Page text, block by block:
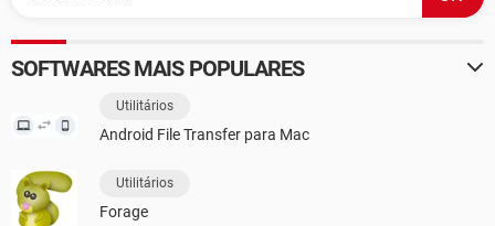
SOFTWARES MAIS POPULARES
Utilitários
Android File Transfer para Mac
Utilitários
Forage